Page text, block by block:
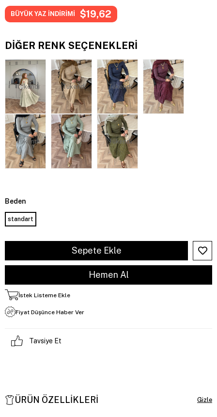
BÜYÜK YAZ İNDİRİMİ $19,62
DIĞER RENK SEÇENEKLERI
Tükendi Tükendi Tükendi
Tükendi Tükendi
Beden
standart
İstek Listeme Ekle
Fiyat Düşünce Haber Ver
Tavsiye Et
ÜRÜN ÖZELLIKLERI